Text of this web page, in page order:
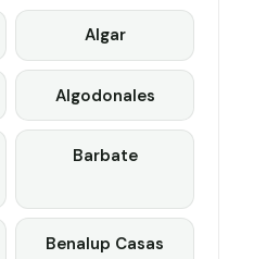
Algar
Algodonales
Barbate
Benalup Casas